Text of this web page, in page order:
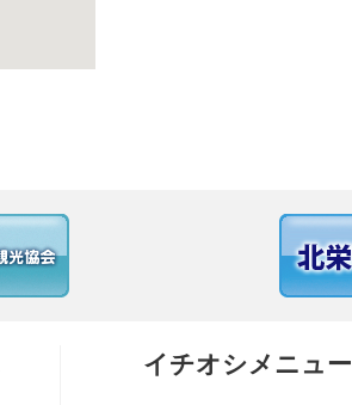
イチオシメニュー